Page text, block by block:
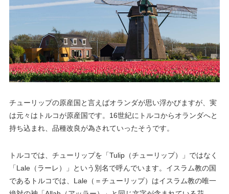
チューリップの原産国と言えばオランダが思い浮かびますが、実
は元々はトルコが原産国です。16世紀にトルコからオランダへと
持ち込まれ、品種改良が為されていったそうです。
トルコでは、チューリップを「Tulip（チューリップ）」ではなく
「Lale（ラーレ）」という別名で呼んでいます。イスラム教の国
であるトルコでは、Lale（＝チューリップ）はイスラム教の唯一